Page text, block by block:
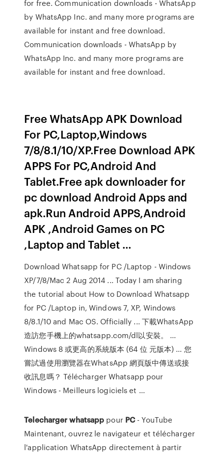
for free. Communication downloads - WhatsApp
by WhatsApp Inc. and many more programs are
available for instant and free download.
Communication downloads - WhatsApp by
WhatsApp Inc. and many more programs are
available for instant and free download.
Free WhatsApp APK Download
For PC,Laptop,Windows
7/8/8.1/10/XP.Free Download APK
APPS For PC,Android And
Tablet.Free apk downloader for
pc download Android Apps and
apk.Run Android APPS,Android
APK ,Android Games on PC
,Laptop and Tablet ...
Download Whatsapp for PC /Laptop - Windows
XP/7/8/Mac 2 Aug 2014 ... Today I am sharing
the tutorial about How to Download Whatsapp
for PC /Laptop in, Windows 7, XP, Windows
8/8.1/10 and Mac OS. Officially ... 下載WhatsApp
造訪您手機上的whatsapp.com/dl以安裝。 ...
Windows 8 或更高的系統版本 (64 位 元版本) ... 您
嘗試過使用瀏覽器在WhatsApp 網頁版中傳送或接
收訊息嗎？ Télécharger Whatsapp pour
Windows - Meilleurs logiciels et ...
Telecharger whatsapp pour PC- YouTube
Maintenant, ouvrez le navigateur et télécharger
l'application WhatsApp directement à partir